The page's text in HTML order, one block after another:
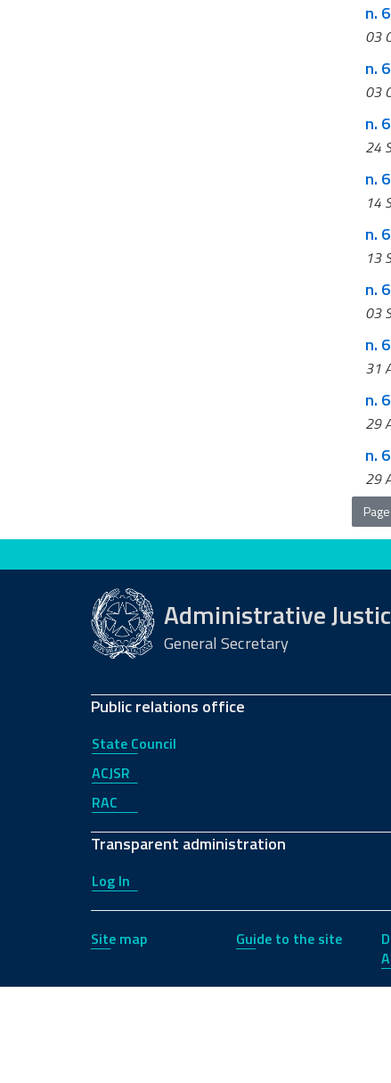
n.
03
03
n.
24
n.
14
n.
13
n.
03
n.
31
n.
29
n.
29
Evaluate this site
Administrative
General Secretary
Public relations office
State Council
ACJSR
RAC
Transparent administration
Log In
Site map Guide to the site